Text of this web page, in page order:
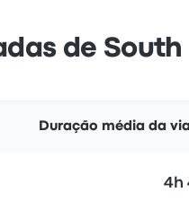
de
Duração média da
4h